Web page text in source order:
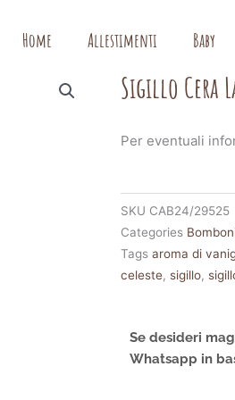
Home Allestimenti Baby
Sigillo Cera
Per eventuali
SKU CAB24/29525
Categories
Tags aroma di
celeste,sigillo,
Se desideri
Whatsapp in